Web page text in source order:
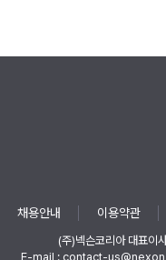
채용안내 이용약관
(주)넥슨코리아 대표이
E-mail : contact-